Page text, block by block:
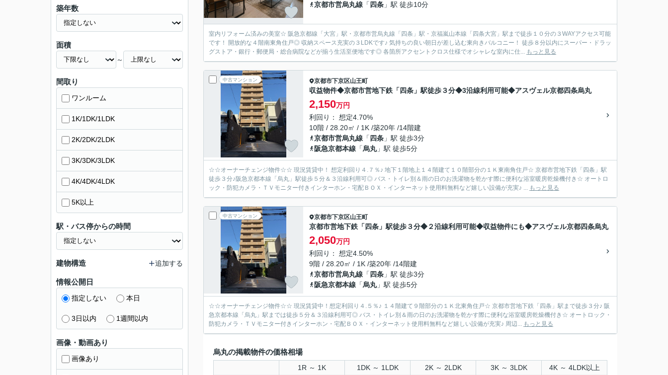
京都市営烏丸線 「 四条 」駅 徒歩10分
室内リフォーム済みの美室☆ 阪急京都線「大宮」駅・京都市営烏丸線「四条」駅・京福嵐山本線「四条大宮」駅まで徒歩１０分の３WAYアクセス可能
です！ 開放的な４階南東角住戸◎ 収納スペース充実の３LDKです♪ 気持ちの良い朝日が差し込む東向きバルコニー！ 徒歩８分以内にスーパー・ドラッ
グストア・銀行・郵便局・総合病院などが揃う生活至便地です◎ 各箇所アクセントクロス仕様でオシャレな室内に仕... もっと見る
中古マンション 京都市下京区山王町
収益物件◆京都市営地下鉄「四条」駅徒歩３分◆3沿線利用可能◆アスヴェル京都四条烏丸
2,150万円
利回り： 想定4.70%
10階 / 28.20㎡ / 1K /築20年 /14階建
京都市営烏丸線 「 四条 」駅 徒歩3分
阪急京都本線 「烏丸」駅 徒歩5分
☆☆オーナーチェンジ物件☆☆ 現況賃貸中！ 想定利回り４.７％♪ 地下１階地上１４階建て１０階部分の１Ｋ東南角住戸☆ 京都市営地下鉄「四条」駅
徒歩３分♪阪急京都本線「烏丸」駅徒歩５分＆３沿線利用可◎ バス・トイレ別＆雨の日のお洗濯物を乾かす際に便利な浴室暖房乾燥機付き☆ オートロ
ック・防犯カメラ・ＴＶモニター付きインターホン・宅配ＢＯＸ・インターネット使用料無料など嬉しい設備が充実♪ ... もっと見る
中古マンション 京都市下京区山王町
京都市営地下鉄「四条」駅徒歩３分◆２沿線利用可能◆収益物件にも◆アスヴェル京都四条烏丸
2,050万円
利回り： 想定4.50%
9階 / 28.20㎡ / 1K /築20年 /14階建
京都市営烏丸線 「 四条 」駅 徒歩3分
阪急京都本線 「烏丸」駅 徒歩5分
☆☆オーナーチェンジ物件☆☆ 現況賃貸中！想定利回り４.５％♪ １４階建て９階部分の１Ｋ北東角住戸☆ 京都市営地下鉄「四条」駅まで徒歩３分♪ 阪
急京都本線「烏丸」駅までは徒歩５分＆３沿線利用可◎ バス・トイレ別＆雨の日のお洗濯物を乾かす際に便利な浴室暖房乾燥機付き☆ オートロック・
防犯カメラ・ＴＶモニター付きインターホン・宅配ＢＯＸ・インターネット使用料無料など嬉しい設備が充実♪ 周辺... もっと見る
烏丸の掲載物件の価格相場
1R ～ 1K 1DK ～ 1LDK 2K ～ 2LDK 3K ～ 3LDK 4K ～ 4LDK以上
築年数
面積
～
間取り
ワンルーム
1K/1DK/1LDK
2K/2DK/2LDK
3K/3DK/3LDK
4K/4DK/4LDK
5K以上
駅・バス停からの時間
建物構造 追加する
情報公開日
指定しない 本日
3日以内 1週間以内
画像・動画あり
画像あり